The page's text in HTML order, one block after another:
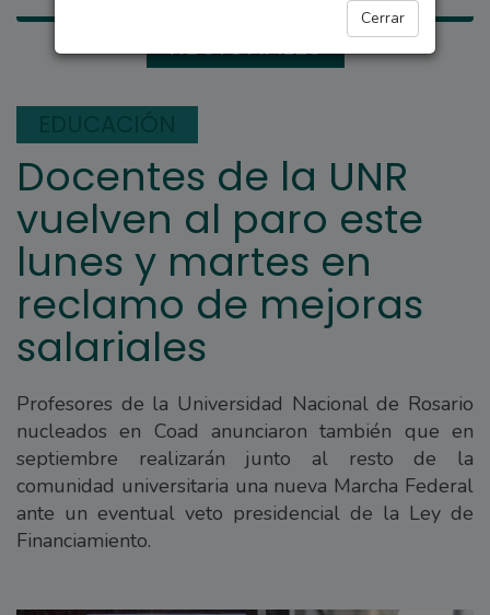
Cerrar
REGIONALES
Docentes de la UNR
vuelven al paro este
lunes y martes en
reclamo de mejoras
salariales
Profesores de la Universidad Nacional de Rosario
nucleados en Coad anunciaron también que en
septiembre realizarán junto al resto de la
comunidad universitaria una nueva Marcha Federal
ante un eventual veto presidencial de la Ley de
Financiamiento.